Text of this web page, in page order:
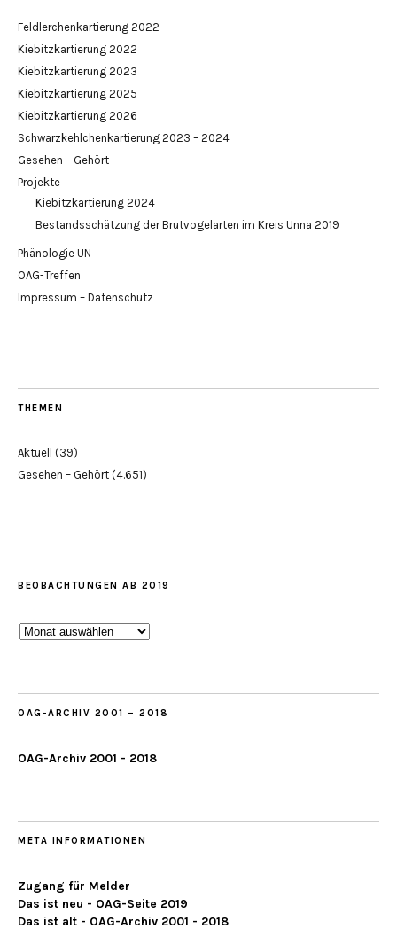
Feldlerchenkartierung 2022
Kiebitzkartierung 2022
Kiebitzkartierung 2023
Kiebitzkartierung 2025
Kiebitzkartierung 2026
Schwarzkehlchenkartierung 2023 – 2024
Gesehen – Gehört
Projekte
Kiebitzkartierung 2024
Bestandsschätzung der Brutvogelarten im Kreis Unna 2019
Phänologie UN
OAG-Treffen
Impressum – Datenschutz
THEMEN
Aktuell (39)
Gesehen – Gehört (4.651)
BEOBACHTUNGEN AB 2019
Beobachtungen
OAG-ARCHIV 2001 – 2018
OAG-Archiv 2001 - 2018
META INFORMATIONEN
Zugang für Melder
Das ist neu - OAG-Seite 2019
Das ist alt - OAG-Archiv 2001 - 2018